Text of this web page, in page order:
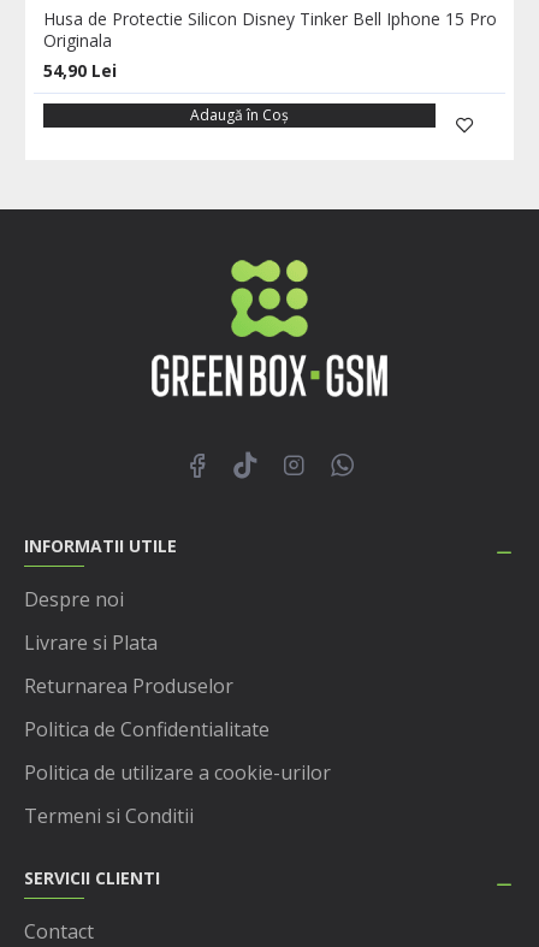
Husa de Protectie Silicon Disney Tinker Bell Iphone 15 Pro
Originala
54,90 Lei
Adaugă în Coş
INFORMATII UTILE
Despre noi
Livrare si Plata
Returnarea Produselor
Politica de Confidentialitate
Politica de utilizare a cookie-urilor
Termeni si Conditii
SERVICII CLIENTI
Contact